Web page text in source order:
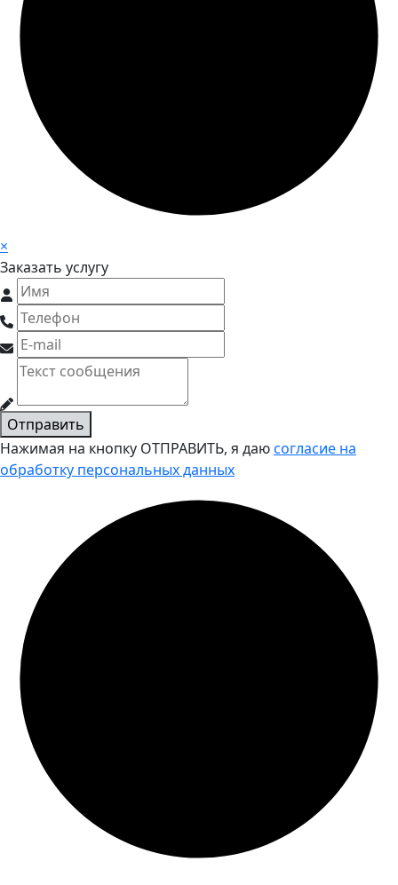
×
Заказать услугу
Отправить
Нажимая на кнопку ОТПРАВИТЬ, я даюсогласие на
обработку персональных данных